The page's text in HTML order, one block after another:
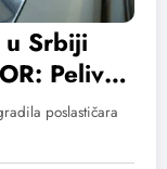
u Srbiji
Pelivan
poslastičara